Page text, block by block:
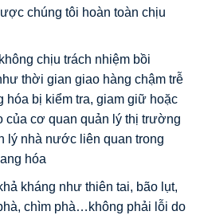
chúng tôi hoàn toàn chịu
chịu trách nhiệm bồi
thời gian giao hàng chậm trễ
hóa bị kiểm tra, giam giữ hoặc
của cơ quan quản lý thị trường
lý nhà nước liên quan trong
hóa
kháng như thiên tai, bão lụt,
chìm phà…không phải lỗi do